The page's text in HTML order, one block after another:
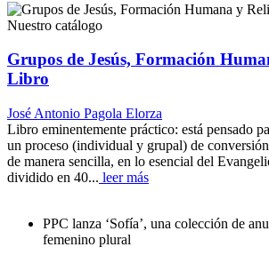
Nuestro catálogo
Grupos de Jesús, Formación
Libro
José Antonio Pagola Elorza
Libro eminentemente práctico: está pensado
un proceso (individual y grupal) de conversión
de manera sencilla, en lo esencial del
dividido en 40... leer más
PPC lanza ‘Sofía’, una colección de
femenino plural